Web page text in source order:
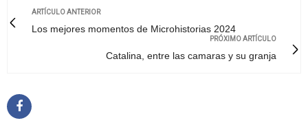
ARTÍCULO ANTERIOR
Los mejores momentos de Microhistorias 2024
PRÓXIMO ARTÍCULO
Catalina, entre las camaras y su granja